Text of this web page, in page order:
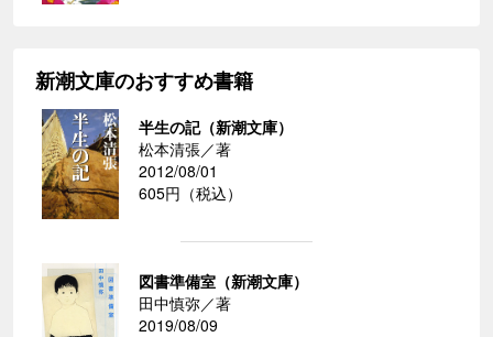
新潮文庫のおすすめ書籍
半生の記（新潮文庫）
松本清張／著
2012/08/01
605円（税込）
図書準備室（新潮文庫）
田中慎弥／著
2019/08/09